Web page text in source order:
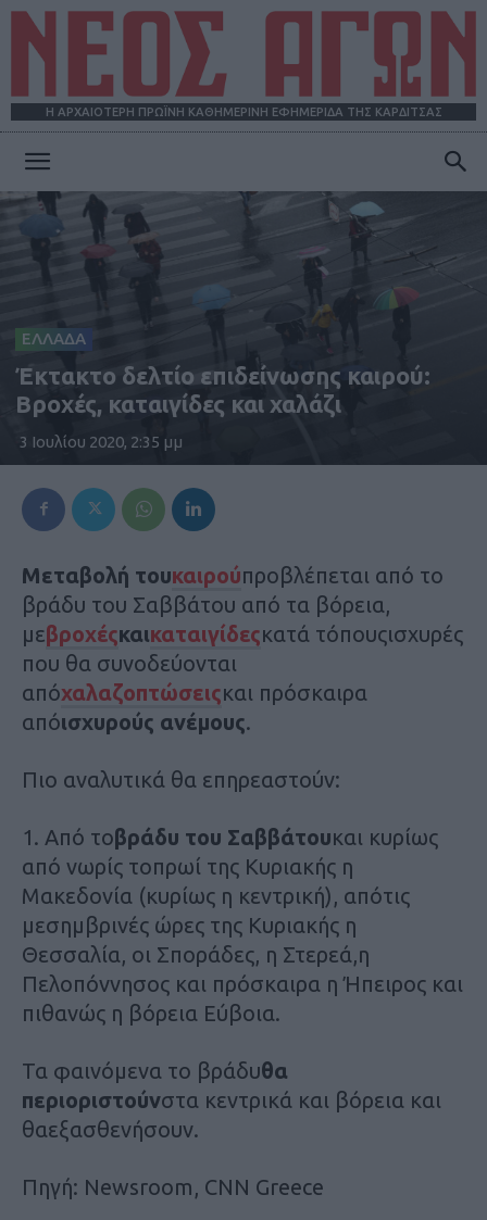
Η ΑΡΧΑΙΟΤΕΡΗ ΠΡΩΪΝΗ ΚΑΘΗΜΕΡΙΝΗ ΕΦΗΜΕΡΙΔΑ ΤΗΣ ΚΑΡΔΙΤΣΑΣ
ΕΛΛΑΔΑ
Έκτακτο δελτίο επιδείνωσης καιρού:
Βροχές, καταιγίδες και χαλάζι
3 Ιουλίου 2020, 2:35 μμ
Μεταβολή τουκαιρούπροβλέπεται από το
βράδυ του Σαββάτου από τα βόρεια,
μεβροχέςκαικαταιγίδεςκατά τόπουςισχυρές
που θα συνοδεύονται
απόχαλαζοπτώσειςκαι πρόσκαιρα
απόισχυρούς ανέμους.
Πιο αναλυτικά θα επηρεαστούν:
1. Από τοβράδυ του Σαββάτουκαι κυρίως
από νωρίς τοπρωί της Κυριακής η
Μακεδονία (κυρίως η κεντρική), απότις
μεσημβρινές ώρες της Κυριακής η
Θεσσαλία, οι Σποράδες, η Στερεά,η
Πελοπόννησος και πρόσκαιρα η Ήπειρος και
πιθανώς η βόρεια Εύβοια.
Τα φαινόμενα το βράδυθα
περιοριστούνστα κεντρικά και βόρεια και
θαεξασθενήσουν.
Πηγή: Newsroom, CNN Greece